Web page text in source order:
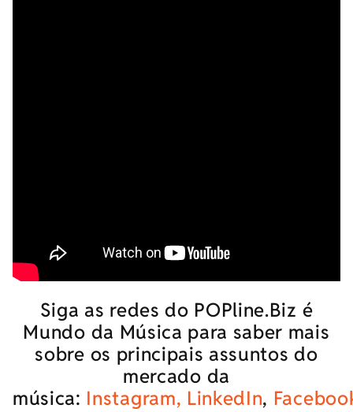
Siga as redes do POPline.Biz é
Mundo da Música para saber mais
sobre os principais assuntos do
mercado da
música: Instagram, LinkedIn,